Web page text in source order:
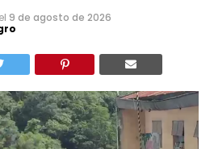
el 9 de agosto de 2026